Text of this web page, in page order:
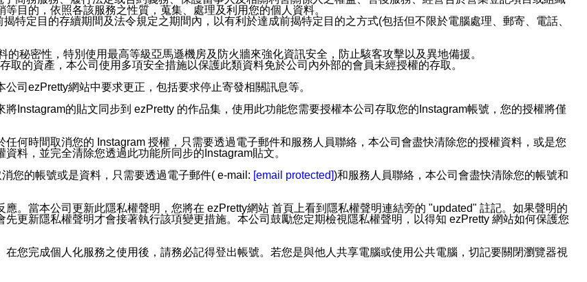
目的，依照各該服務之性質，蒐集、處理及利用您的個人資料。
特定目的存續期間及法令規定之期間內，以有利於達成前揭特定目的之方式(包括但不限於電腦處理、郵寄、電話、
秘密性，特別使用最高等級亞馬遜機房及防火牆來強化資訊安全，防止駭客攻擊以及異地備援。
的資產，本公司使用多項安全措施以保護此類資料免於公司內外部的會員未經授權的存取。
司ezPretty網站中要求更正，包括要求停止寄發相關訊息等。
Instagram的貼文同步到 ezPretty 的作品集，使用此功能您需要授權本公司存取您的Instagram帳號，您的授權將僅
何時間取消您的 Instagram 授權，只需要透過電子郵件和服務人員聯絡，本公司會盡快清除您的授權資料，或是您
料，並完全清除您透過此功能所同步的Instagram貼文。
您的帳號或是資料，只需要透過電子郵件( e-mail: [email protected])和服務人員聯絡，本公司會盡快清除您的帳號和
。當本公司更新此隱私權聲明，您將在 ezPretty網站 首頁上看到隱私權聲明連結旁的 "updated" 註記。如果聲明的
更新隱私權聲明才會接著執行該項變更措施。本公司鼓勵您定期檢視隱私權聲明，以得知 ezPretty 網站如何保護您
您完成個人化服務之使用後，請務必記得登出帳號。若您是與他人共享電腦或使用公共電腦，切記要關閉瀏覽器視